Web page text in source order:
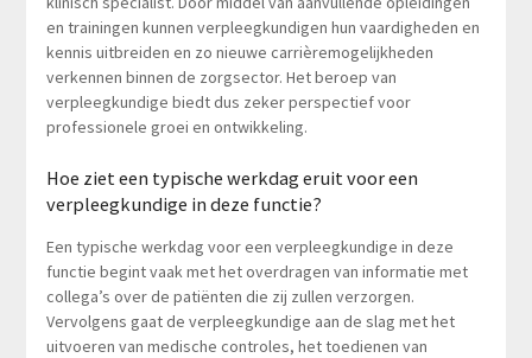
en trainingen kunnen verpleegkundigen hun vaardigheden en
kennis uitbreiden en zo nieuwe carrièremogelijkheden
verkennen binnen de zorgsector. Het beroep van
verpleegkundige biedt dus zeker perspectief voor
professionele groei en ontwikkeling.
Hoe ziet een typische werkdag eruit voor een
verpleegkundige in deze functie?
Een typische werkdag voor een verpleegkundige in deze
functie begint vaak met het overdragen van informatie met
collega’s over de patiënten die zij zullen verzorgen.
Vervolgens gaat de verpleegkundige aan de slag met het
uitvoeren van medische controles, het toedienen van